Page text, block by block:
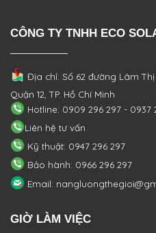
CÔNG TY TNHH ECO
Địa chỉ: Số 62 đường Lâm
Quận 12, TP. Hồ Chí Minh
Hotline: 0909 296 297 - 0937
Liên hệ tư vấn
Kỹ thuật: 0947 296 297
Bảo hành: 0966 296 297
Email:
GIỜ LÀM VIỆC